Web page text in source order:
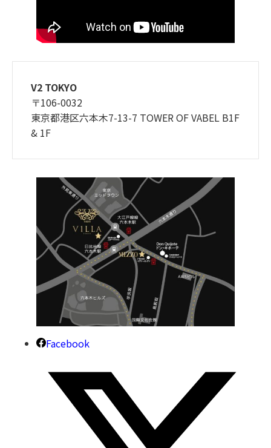
V2 TOKYO
〒106-0032
東京都港区六本木7-13-7 TOWER OF VABEL B1F
& 1F
Facebook